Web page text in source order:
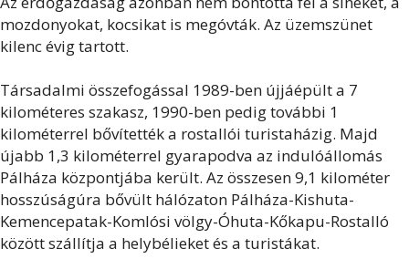
mozdonyokat, kocsikat is megóvták. Az üzemszünet
kilenc évig tartott.
Társadalmi összefogással 1989-ben újjáépült a 7
kilométeres szakasz, 1990-ben pedig további 1
kilométerrel bővítették a rostallói turistaházig. Majd
újabb 1,3 kilométerrel gyarapodva az indulóállomás
Pálháza központjába került. Az összesen 9,1 kilométer
hosszúságúra bővült hálózaton Pálháza-Kishuta-
Kemencepatak-Komlósi völgy-Óhuta-Kőkapu-Rostalló
között szállítja a helybélieket és a turistákat.